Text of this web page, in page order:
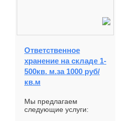
Ответственное
хранение на складе 1-
500кв. м.за 1000 руб/
кв.м
Мы предлагаем
следующие услуги: